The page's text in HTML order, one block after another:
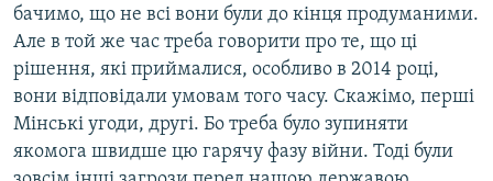
бачимо, що не всі вони були до кінця продуманими.
Але в той же час треба говорити про те, що ці
рішення, які приймалися, особливо в 2014 році,
вони відповідали умовам того часу. Скажімо, перші
Мінські угоди, другі. Бо треба було зупиняти
якомога швидше цю гарячу фазу війни. Тоді були